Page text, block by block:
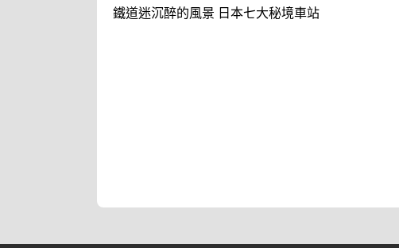
鐵道迷沉醉的風景 日本七大秘境車站